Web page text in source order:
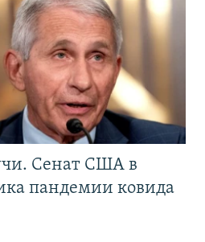
Сенат США в
пандемии ковида